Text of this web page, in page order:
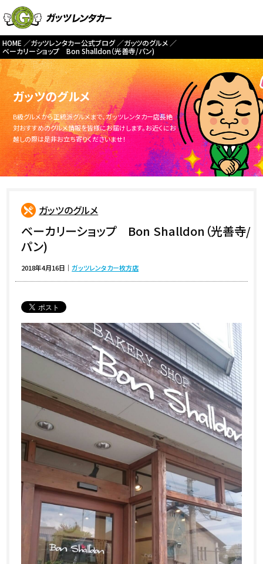
HOME ガッツレンタカー公式ブログ
ガッツのグルメ
ベーカリーショップ Bon Shalldon（光善寺/パン)
ガッツのグルメ
B級グルメから正統派グルメまで、ガッツレンタカー店長絶
対おすすめのグルメ情報を皆様にお届けします。お近くにお
越しの際は是非お立ち寄りくださいませ！
ガッツのグルメ
ベーカリーショップ Bon Shalldon（光善寺/
パン)
2018年4月16日 ｜ガッツレンタカー枚方店